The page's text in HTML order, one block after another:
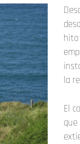
la
El